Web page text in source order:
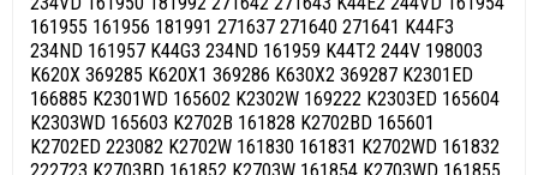
161955 161956 181991 271637 271640 271641 K44F3
234ND 161957 K44G3 234ND 161959 K44T2 244V 198003
K620X 369285 K620X1 369286 K630X2 369287 K2301ED
166885 K2301WD 165602 K2302W 169222 K2303ED 165604
K2303WD 165603 K2702B 161828 K2702BD 165601
K2702ED 223082 K2702W 161830 161831 K2702WD 161832
222723 K2703BD 161852 K2703W 161854 K2703WD 161855